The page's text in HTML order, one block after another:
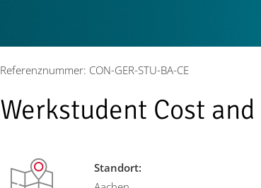
Referenznummer: CON-GER-STU-BA-CE
Werkstudent Cost
Standort: